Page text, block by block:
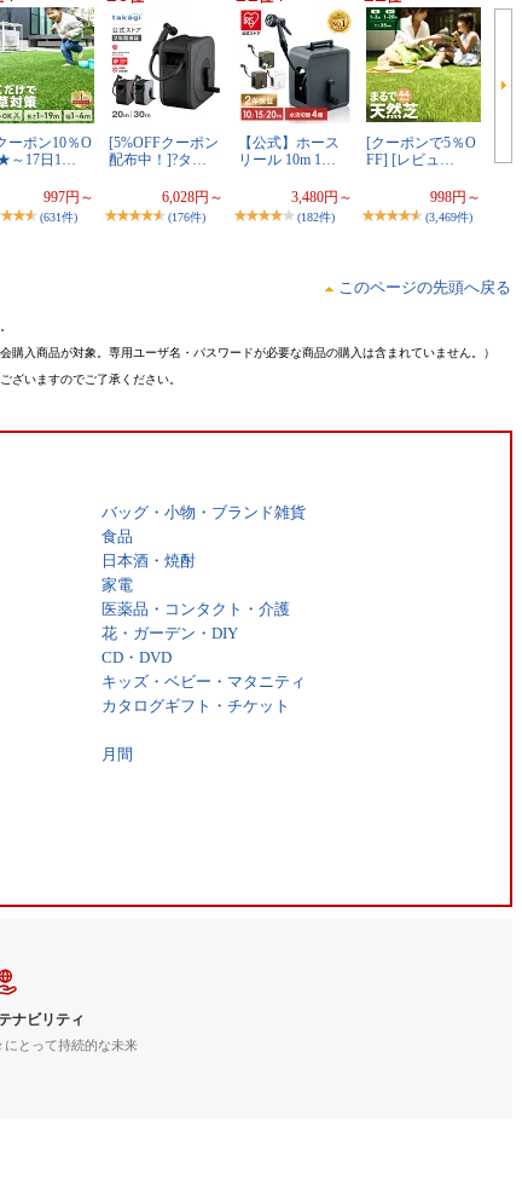
ーポン10％O
～17日1…
997円～
(631件)
[5%OFFクーポン
配布中！]?タ…
6,028円～
(176件)
【公式】ホース
リール 10m 1…
3,480円～
(182件)
[クーポンで5％O
FF] [レビュ…
998円～
(3,469件)
このページの先頭へ戻る
入商品が対象。専用ユーザ名・パスワードが必要な商品の購入は含まれていません。）
ざいますのでご了承ください。
バッグ・小物・ブランド雑貨
食品
日本酒・焼酎
家電
医薬品・コンタクト・介護
花・ガーデン・DIY
CD・DVD
キッズ・ベビー・マタニティ
カタログギフト・チケット
月間
ナビリティ
とって持続的な未来